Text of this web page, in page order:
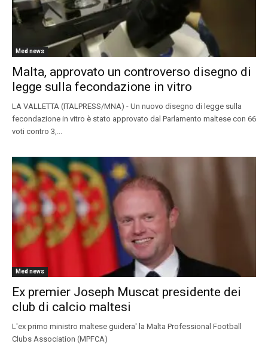
Med news
Malta, approvato un controverso disegno di
legge sulla fecondazione in vitro
LA VALLETTA (ITALPRESS/MNA) - Un nuovo disegno di legge sulla
fecondazione in vitro è stato approvato dal Parlamento maltese con 66
voti contro 3,...
Med news
Ex premier Joseph Muscat presidente dei
club di calcio maltesi
L'ex primo ministro maltese guidera' la Malta Professional Football
Clubs Association (MPFCA)